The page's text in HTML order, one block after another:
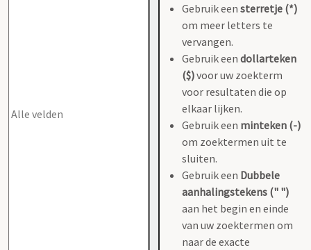
Gebruik een sterretje (*)
om meer letters te
vervangen.
Gebruik een dollarteken
($)voor uw zoekterm
voor resultaten die op
elkaar lijken.
Gebruik een minteken (-)
om zoektermen uit te
sluiten.
Gebruik een Dubbele
aanhalingstekens (" ")
aan het begin en einde
van uw zoektermen om
naar de exacte